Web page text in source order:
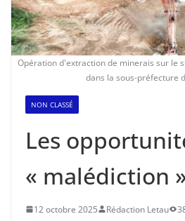
Opération d'extraction de minerais sur le
dans la sous-préfecture
NON CLASSÉ
Les
« malédiction
12 octobre 2025 Rédaction Letau